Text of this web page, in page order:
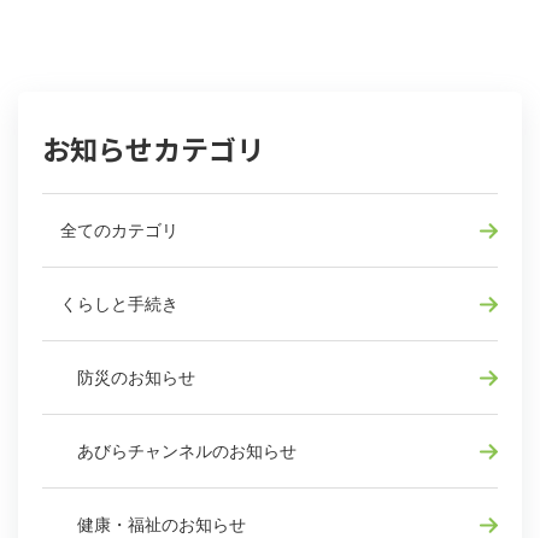
お知らせカテゴリ
全てのカテゴリ
くらしと手続き
防災のお知らせ
あびらチャンネルのお知らせ
健康・福祉のお知らせ